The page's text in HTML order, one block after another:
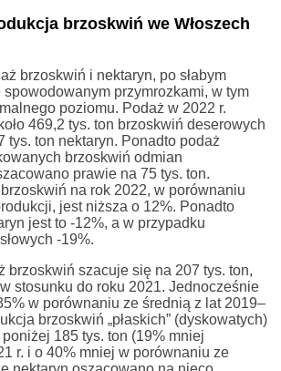
brzoskwiń we Włoszech
brzoskwiń i nektaryn, po słabym
przymrozkami, w tym
poziomu. Podaż w 2022 r.
469,2 tys. ton brzoskwiń deserowych
tys. ton nektaryn. Ponadto podaż
brzoskwiń odmian
prawie na 75 tys. ton.
na rok 2022, w porównaniu
jest niższa o 12%. Ponadto
jest to -12%, a w przypadku
-19%.
brzoskwiń szacuje się na 207 tys. ton,
stosunku do roku 2021. Jednocześnie
w porównaniu ze średnią z lat 2019–
brzoskwiń „płaskich” (dyskowatych)
185 tys. ton (19% mniej
r. i o 40% mniej w porównaniu ze